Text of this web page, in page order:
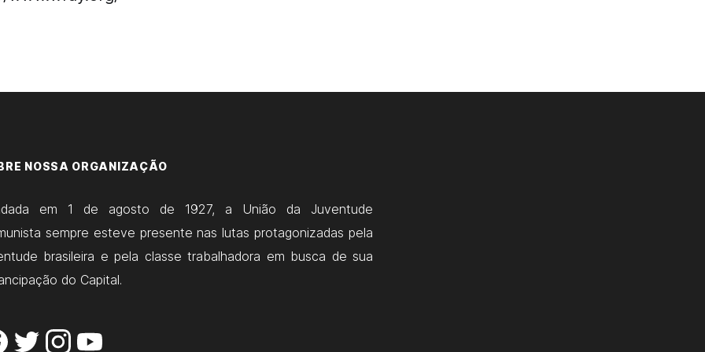
NOSSA ORGANIZAÇÃO
em 1 de agosto de 1927, a União da Juventude
sempre esteve presente nas lutas protagonizadas pela
brasileira e pela classe trabalhadora em busca de sua
do Capital.